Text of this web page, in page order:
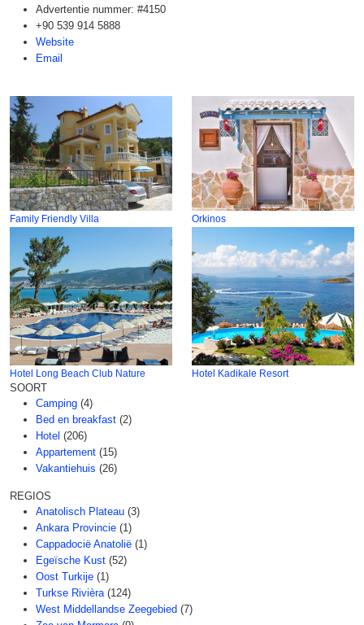
Advertentie nummer: #4150
+90 539 914 5888
Website
Email
Family Friendly Villa Orkinos
Hotel Long Beach Club Nature Hotel Kadikale Resort
SOORT
Camping (4)
Bed en breakfast (2)
Hotel (206)
Appartement (15)
Vakantiehuis (26)
REGIOS
Anatolisch Plateau (3)
Ankara Provincie (1)
Cappadocië Anatolië (1)
Egeïsche Kust (52)
Oost Turkije (1)
Turkse Rivièra (124)
West Middellandse Zeegebied (7)